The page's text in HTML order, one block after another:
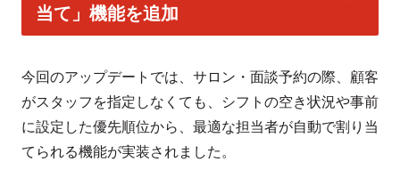
当て」機能を追加
今回のアップデートでは、サロン・面談予約の際、顧客
がスタッフを指定しなくても、シフトの空き状況や事前
に設定した優先順位から、最適な担当者が自動で割り当
てられる機能が実装されました。